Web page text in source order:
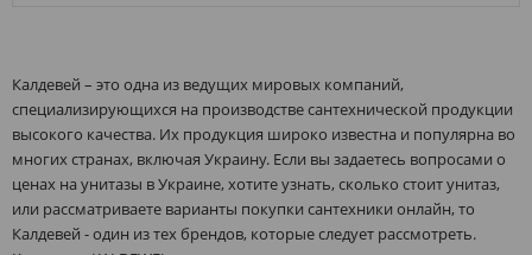
Калдевей – это одна из ведущих мировых компаний,
специализирующихся на производстве сантехнической продукции
высокого качества. Их продукция широко известна и популярна во
многих странах, включая Украину. Если вы задаетесь вопросами о
ценах на унитазы в Украине, хотите узнать, сколько стоит унитаз,
или рассматриваете варианты покупки сантехники онлайн, то
Калдевей - один из тех брендов, которые следует рассмотреть.